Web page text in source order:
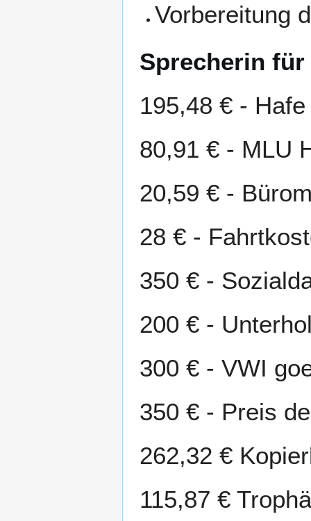
Vorbereitung
Sprecherin für
195,48 € -
80,91 € - MLU
20,59 € -
28 € -
350 € -
200 € -
300 € - VWI
350 € - Preis
262,32 €
115,87 €